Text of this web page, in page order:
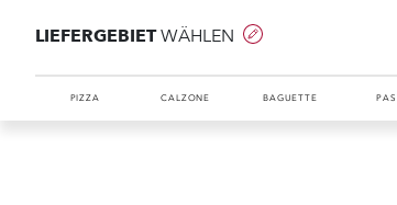
LIEFERGEBIETWÄHLEN
PIZZA CALZONE BAGUETTE